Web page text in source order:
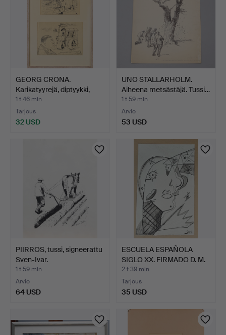
GEORG CRONA.
Karikatyyrejä, diptyykki,
sig…
1 t 46 min
Tarjous
32 USD
UNO STALLARHOLM.
Aiheena metsästäjä. Tussi…
1 t 59 min
Arvio
53 USD
PIIRROS, tussi, signeerattu
Sven-Ivar.
1 t 59 min
Arvio
64 USD
ESCUELA ESPAÑOLA
SIGLO XX. FIRMADO D. M.
M…
2 t 39 min
Tarjous
35 USD